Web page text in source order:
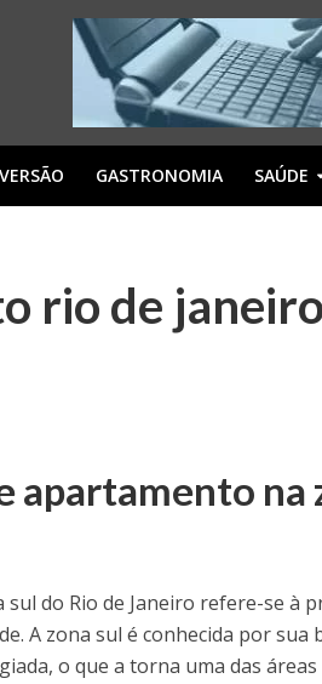
GASTRONOMIA SAÚDE
rio de
apartamento na
do Rio de Janeiro refere-se à
A zona sul é conhecida por sua
o que a torna uma das áreas